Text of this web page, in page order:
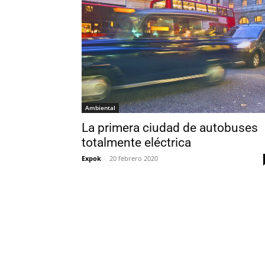
Ambiental
La primera ciudad de autobuses
totalmente eléctrica
Expok - 20 febrero 2020